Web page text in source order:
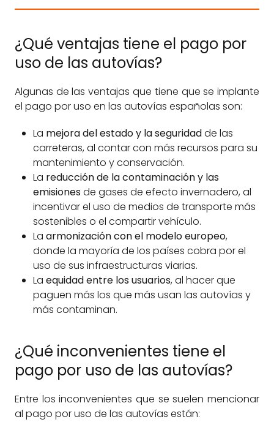
¿Qué ventajas tiene el pago por
uso de las autovías?
Algunas de las ventajas que tiene que se implante
el pago por uso en las autovías españolas son:
La mejora del estado y la seguridadde las
carreteras, al contar con más recursos para su
mantenimiento y conservación.
La reducción de la contaminación y las
emisionesde gases de efecto invernadero, al
incentivar el uso de medios de transporte más
sostenibles o el compartir vehículo.
La armonización con el modelo europeo,
donde la mayoría de los países cobra por el
uso de sus infraestructuras viarias.
La equidad entre los usuarios, al hacer que
paguen más los que más usan las autovías y
más contaminan.
¿Qué inconvenientes tiene el
pago por uso de las autovías?
Entre los inconvenientes que se suelen mencionar
al pago por uso de las autovías están: